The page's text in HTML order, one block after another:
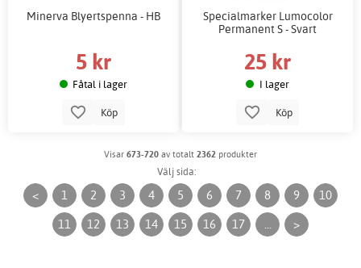
Minerva Blyertspenna - HB
5 kr
Fåtal i lager
Köp
Specialmarker Lumocolor
Permanent S - Svart
25 kr
I lager
Köp
Visar 673-720 av totalt 2362 produkter
Välj sida:
< 1 2 3 4 5 6 7 8 9
10
11
12 13 14 15 16 17 ... >